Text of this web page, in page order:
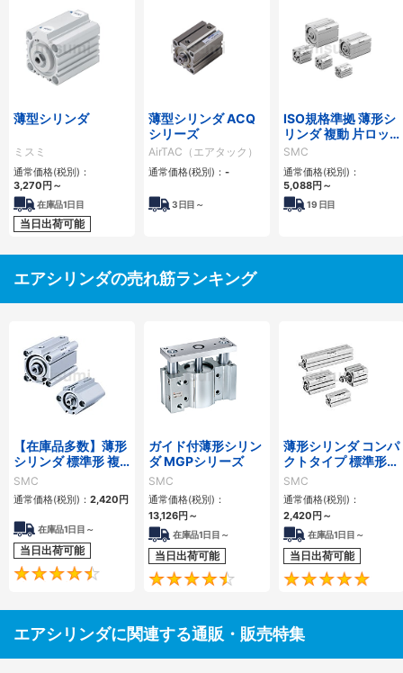
薄型シリンダ
ミスミ
通常価格(税別)：
3,270 円 ～
在庫品1日目
当日出荷可能
薄型シリンダ ACQ
シリーズ
AirTAC（エアタック）
通常価格(税別)： -
3日目～
ISO規格準拠 薄形シ
リンダ 複動 片ロッ
ド C55シリーズ
SMC
通常価格(税別)：
5,088円 ～
19 日目
エアシリンダの売れ筋ランキング
【在庫品多数】薄形
シリンダ 標準形 複
動・片ロッド CQ2
シリーズ
SMC
通常価格(税別)： 2,420 円
在庫品1日目～
当日出荷可能
4.5
ガイド付薄形シリン
ダ MGPシリーズ
SMC
通常価格(税別)：
13,126円 ～
在庫品1日目～
当日出荷可能
4.6
薄形シリンダ コンパ
クトタイプ 標準形
複動 片ロッド CQS
シリーズ
SMC
通常価格(税別)：
2,420 円 ～
在庫品1日目～
当日出荷可能
エアシリンダに関連する通販・販売特集